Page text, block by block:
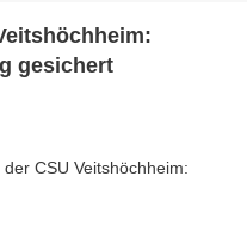
gesichert